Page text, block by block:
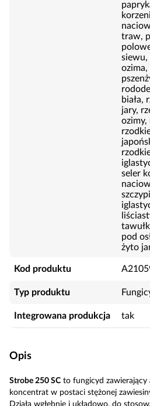
traw,
siewu,
ozima,
biała,
jary,
ozimy,
seler
pod
żyto
Kod produktu
Typ produktu
Integrowana produkcja tak
Opis
Strobe 250 SC to fungicyd zawierający
koncentrat w postaci stężonej
Działa wgłębnie i układowo, do